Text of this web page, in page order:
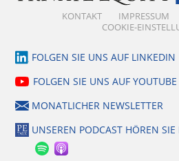
KONTAKT IMPRESSUM
COOKIE-
FOLGEN SIE UNS AUF LINKEDIN
FOLGEN SIE UNS AUF YOUTUBE
MONATLICHER NEWSLETTER
UNSEREN PODCAST HÖREN SIE